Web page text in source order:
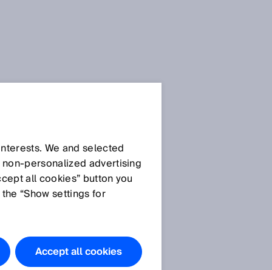
Todos los artículos
We and selected
advertising
all cookies” button you
“Show settings for
Accept all cookies